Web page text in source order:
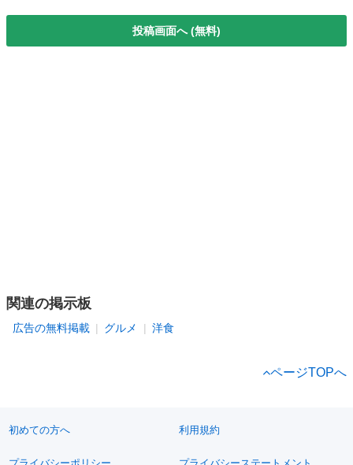
投稿画面へ (無料)
関連の掲示板
広告の無料掲載 グルメ 洋食
ページTOPへ
初めての方へ 利用規約